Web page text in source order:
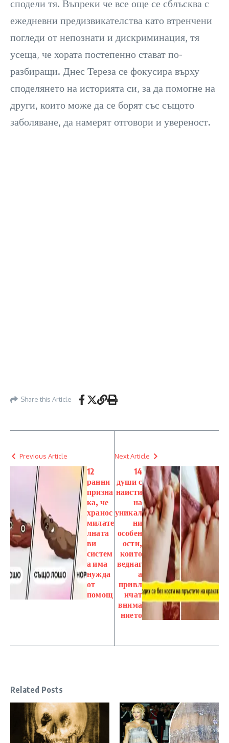
сподели тя. Въпреки че все още се сблъсква с
ежедневни предизвикателства като втренчени
погледи от непознати и дискриминация, тя
усеща, че хората постепенно стават по-
разбиращи. Днес Тереза се фокусира върху
споделянето на историята си, за да помогне на
други, които може да се борят със същото
заболяване, да намерят отговори и увереност.
Share this Article
Previous Article
12
ранни
призна
ка, че
хранос
милате
лната
ви
систем
а има
нужда
от
помощ
Next Article
14
души с
наисти
на
уникал
ни
особен
ости,
които
веднаг
а
привл
ичат
внима
нието
Related Posts